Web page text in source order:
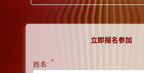
立即报名参加
姓名: *